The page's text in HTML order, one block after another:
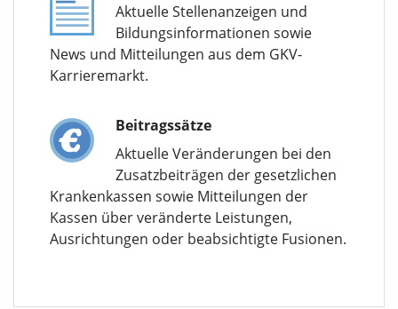
Aktuelle Stellenanzeigen und
Bildungsinformationen sowie
News und Mitteilungen aus dem GKV-
Karrieremarkt.
Beitragssätze
Aktuelle Veränderungen bei den
Zusatzbeiträgen der gesetzlichen
Krankenkassen sowie Mitteilungen der
Kassen über veränderte Leistungen,
Ausrichtungen oder beabsichtigte Fusionen.